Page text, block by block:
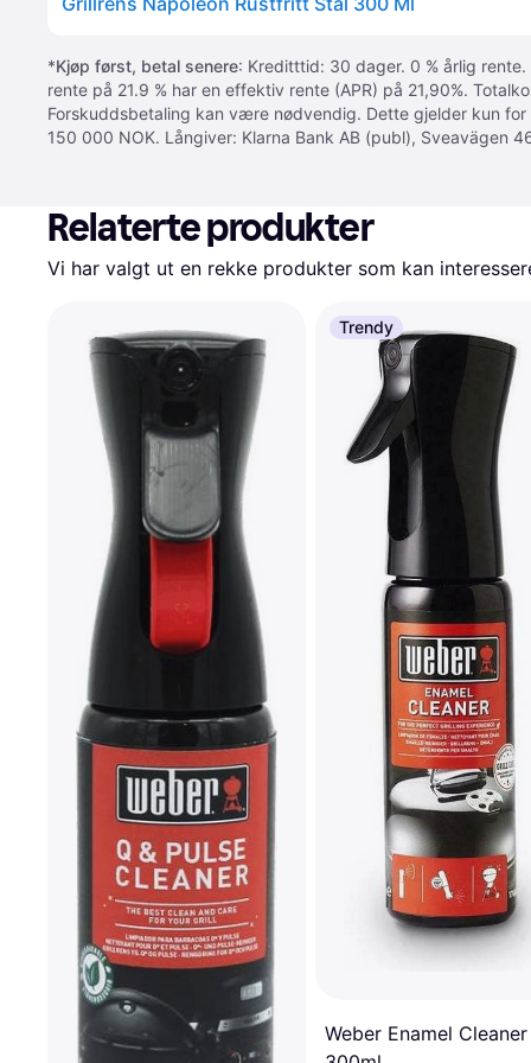
*Kjøp først, betal senere: Kreditttid: 30 dager. 0 % årlig rente.
rente på 21.9 % har en effektiv rente (APR) på 21,90%.
Forskuddsbetaling kan være nødvendig. Dette gjelder kun
150 000 NOK. Långiver: Klarna Bank AB (publ), Sveavägen
Relaterte produkter
Vi har valgt ut en rekke produkter som kan
Trendy
Weber Enamel Cleaner